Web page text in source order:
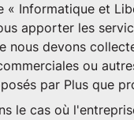
Informatique et
apporter les
nous devons
ou
par Plus que
le cas où